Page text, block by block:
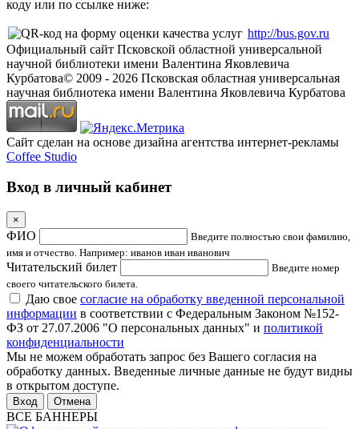
коду или по ссылке ниже:
http://bus.gov.ru
Официальный сайт Псковской областной универсальной
научной библиотеки имени Валентина Яковлевича
Курбатова© 2009 - 2026 Псковская областная универсальная
научная библиотека имени Валентина Яковлевича Курбатова
Сайт сделан на основе дизайна агентства интернет-рекламы
Coffee Studio
Вход в личный кабинет
×
ФИО
Введите полностью свои фамилию,
имя и отчество. Например: иванов иван иванович
Читательский билет
Введите номер
своего читательского билета.
Даю свое согласие на обработку введенной персональной
информации в соответствии с Федеральным Законом №152-
ФЗ от 27.07.2006 "О персональных данных" и политикой
конфиденциальности
Мы не можем обработать запрос без Вашего согласия на
обработку данных. Введенные личные данные не будут видны
в открытом доступе.
Отмена
ВСЕ БАННЕРЫ